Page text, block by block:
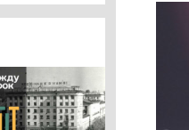
чтобы
хитрый
ездил с